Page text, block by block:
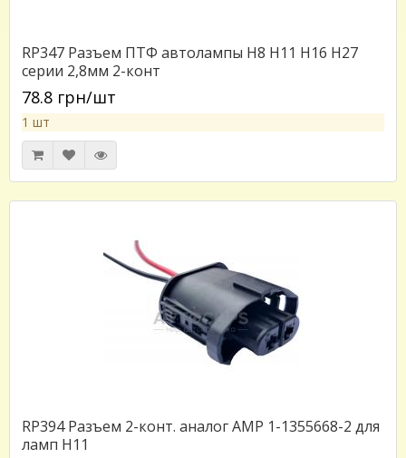
RP347 Разъем ПТФ автолампы H8 H11 H16 H27
серии 2,8мм 2-конт
78.8 грн/шт
1 шт
RP394 Разъем 2-конт. аналог АМР 1-1355668-2 для
ламп H11